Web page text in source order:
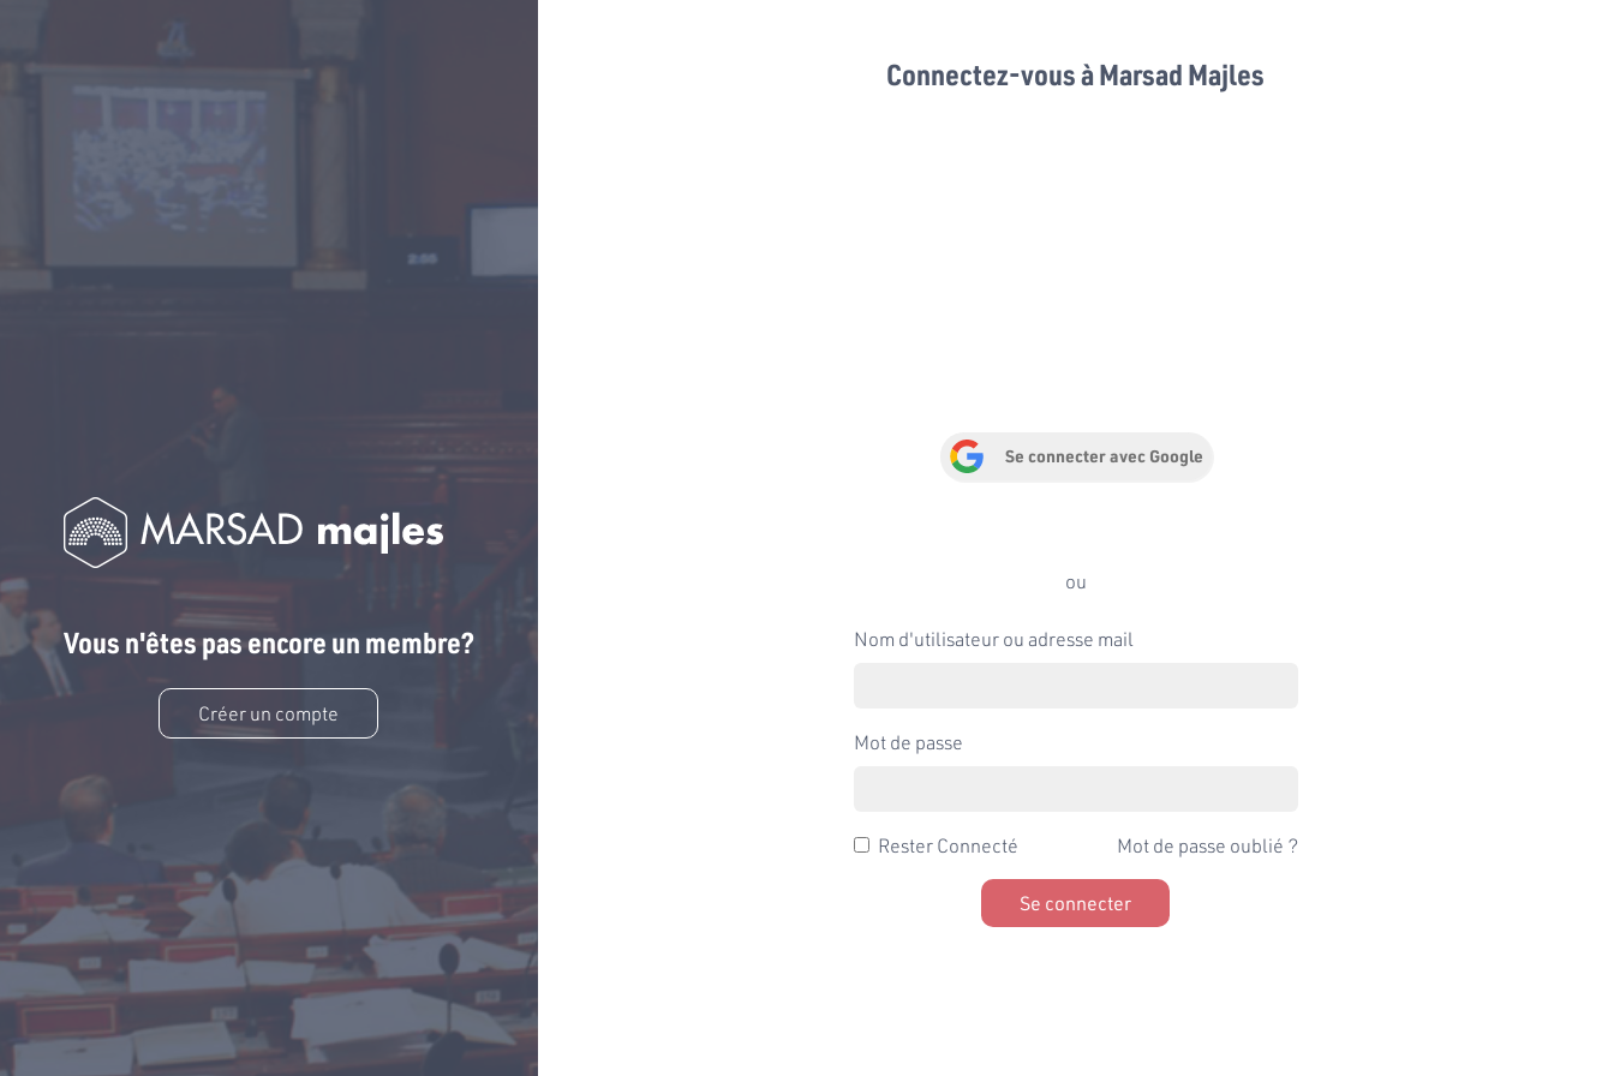
Vous n'êtes pas encore un membre?
Créer un compte
Connectez-vous à Marsad Majles
Se connecter avec Google
ou
Nom d'utilisateur ou adresse mail
Mot de passe
Rester Connecté Mot de passe oublié ?